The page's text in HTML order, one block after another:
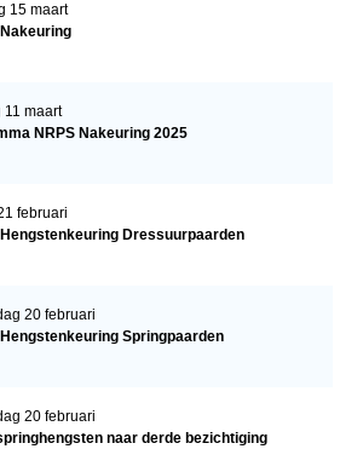
15 maart
11 maart
NRPS Nakeuring 2025
februari
Dressuurpaarden
20 februari
Springpaarden
20 februari
naar derde bezichtiging